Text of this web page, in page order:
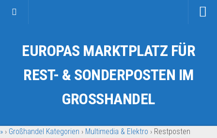
Kategorien
Auto & Motorrad
Fahrzeuge & Transport
Garten & Werkzeug
EUROPAS MARKTPLATZ FÜR
REST- & SONDERPOSTEN IM
GROSSHANDEL
» › Großhandel Kategorien › Multimedia & Elektro › Restposten